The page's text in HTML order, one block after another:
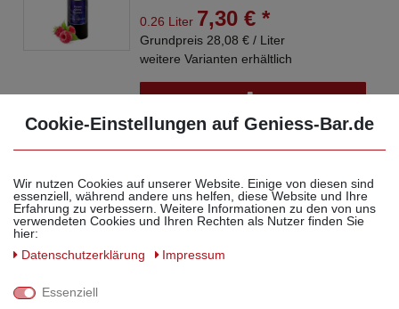
0.26 Liter 7,30 € *
Grundpreis 28,08 € / Liter
weitere Varianten erhältlich
Säure mit original Crema di Aceto
Balsamico di Modena IGP.
7,30 € *
Grundpreis 28,08 € / Liter
Cookie-Einstellungen auf Geniess-Bar.de
Wir nutzen Cookies auf unserer Website. Einige von diesen sind
essenziell, während andere uns helfen, diese Website und Ihre
Erfahrung zu verbessern. Weitere Informationen zu den von uns
verwendeten Cookies und Ihren Rechten als Nutzer finden Sie
hier:
Daten­schutz­erklärung
Impressum
Essenziell